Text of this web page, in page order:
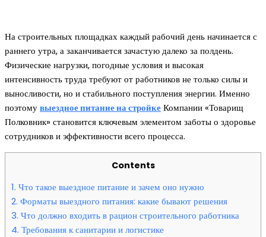
На строительных площадках каждый рабочий день начинается с
раннего утра, а заканчивается зачастую далеко за полдень.
Физические нагрузки, погодные условия и высокая
интенсивность труда требуют от работников не только силы и
выносливости, но и стабильного поступления энергии. Именно
поэтомувыездное питание на стройкеКомпании «Товарищ
Полковник» становится ключевым элементом заботы о здоровье
сотрудников и эффективности всего процесса.
Contents
1. Что такое выездное питание и зачем оно нужно
2. Форматы выездного питания: какие бывают решения
3. Что должно входить в рацион строительного работника
4. Требования к санитарии и логистике